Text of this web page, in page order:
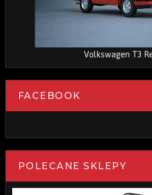
Volkswagen T3
FACEBOOK
POLECANE SKLEPY